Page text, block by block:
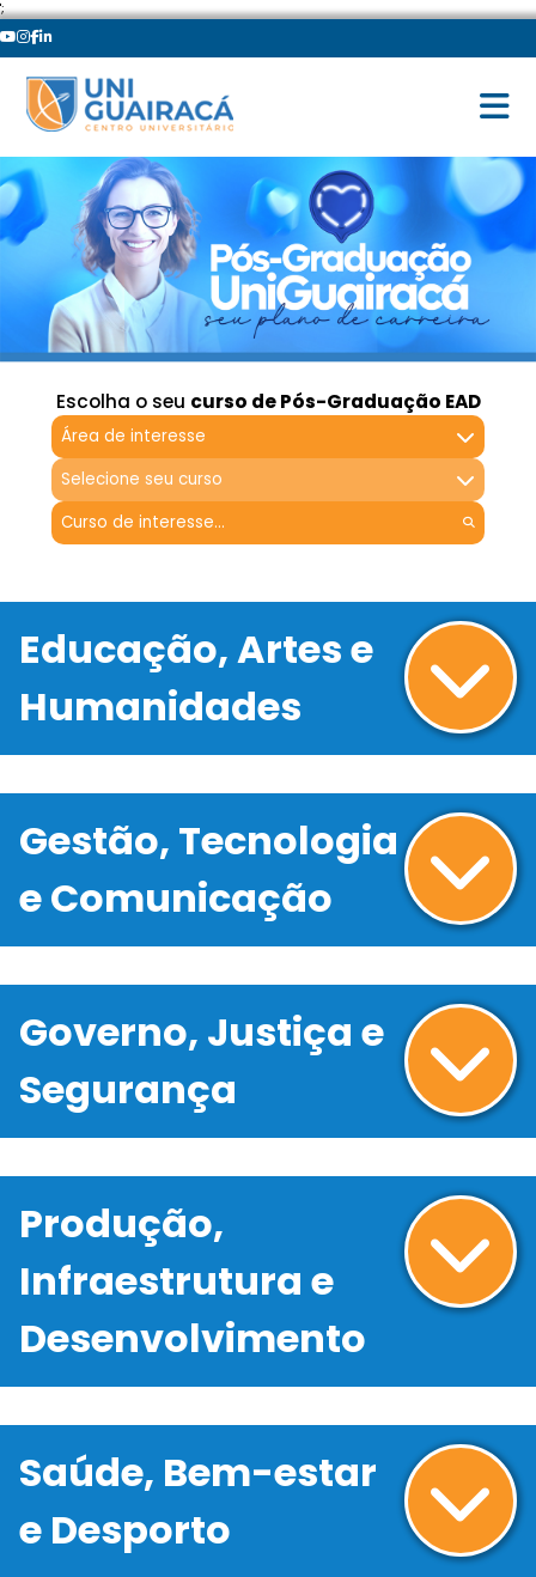
';
Escolha o seu curso de Pós-Graduação EAD
Área de interesse
Selecione seu curso
Educação, Artes e
Humanidades
Gestão, Tecnologia
e Comunicação
Governo, Justiça e
Segurança
Produção,
Infraestrutura e
Desenvolvimento
Saúde, Bem-estar
e Desporto